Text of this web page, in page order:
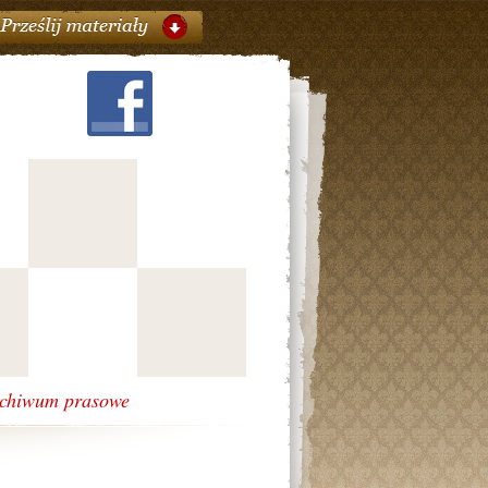
prasowe